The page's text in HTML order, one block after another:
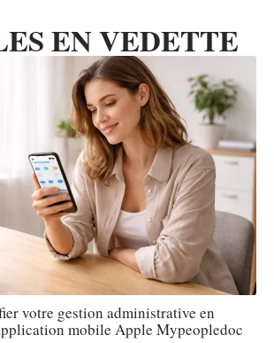
EN VEDETTE
votre gestion administrative en
mobile Apple Mypeopledoc